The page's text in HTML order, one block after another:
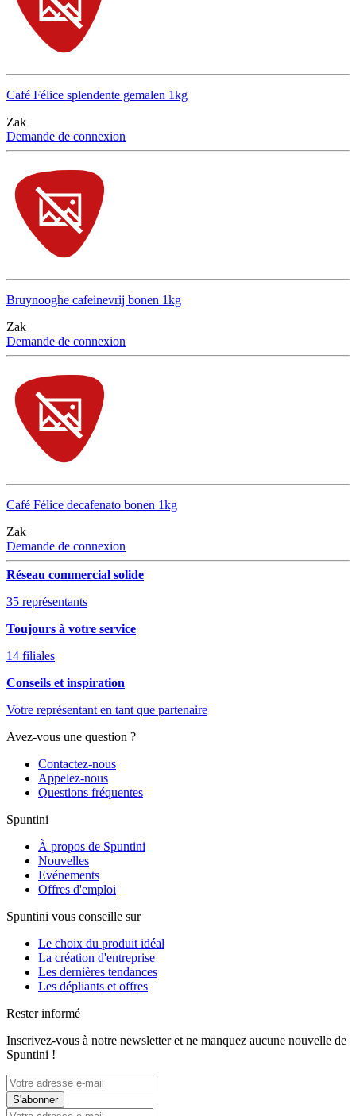
Café Félice splendente gemalen 1kg
Zak
Demande de connexion
Bruynooghe cafeinevrij bonen 1kg
Zak
Demande de connexion
Café Félice decafenato bonen 1kg
Zak
Demande de connexion
Réseau commercial solide
35 représentants
Toujours à votre service
14 filiales
Conseils et inspiration
Votre représentant en tant que partenaire
Avez-vous une question ?
Contactez-nous
Appelez-nous
Questions fréquentes
Spuntini
À propos de Spuntini
Nouvelles
Evénements
Offres d'emploi
Spuntini vous conseille sur
Le choix du produit idéal
La création d'entreprise
Les dernières tendances
Les dépliants et offres
Rester informé
Inscrivez-vous à notre newsletter et ne manquez aucune nouvelle de
Spuntini !
S'abonner